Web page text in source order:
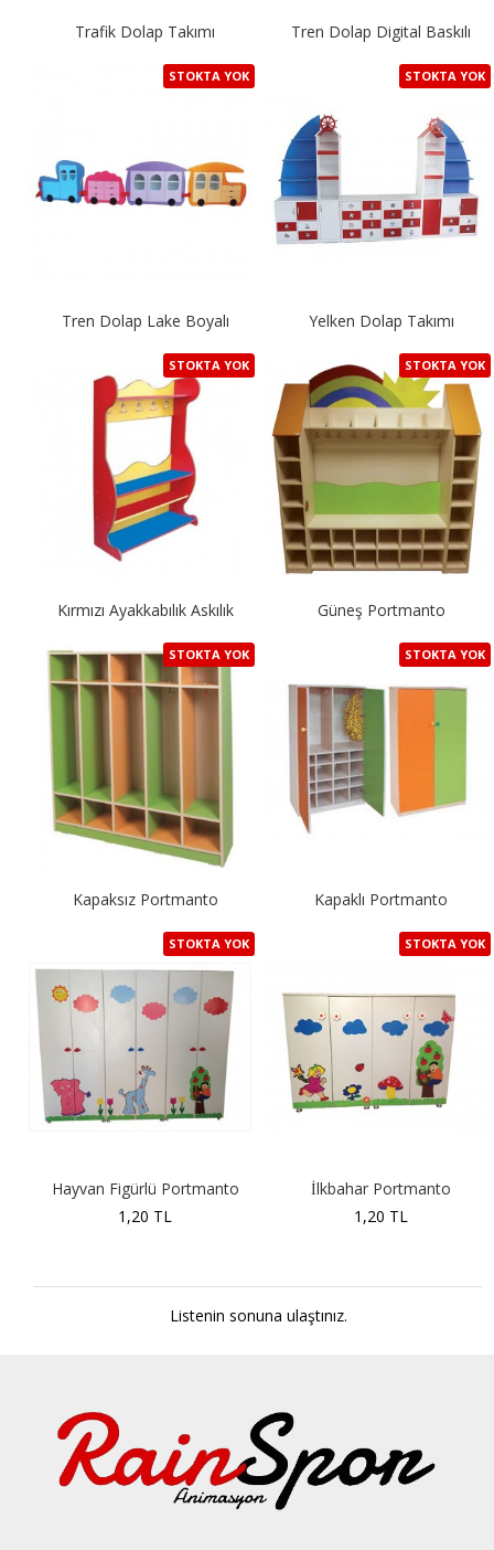
Trafik Dolap Takımı Tren Dolap Digital Baskılı
STOKTA YOK
Tren Dolap Lake Boyalı
STOKTA YOK
Yelken Dolap Takımı
STOKTA YOK
Kırmızı Ayakkabılık Askılık
STOKTA YOK
Güneş Portmanto
STOKTA YOK
Kapaksız Portmanto
STOKTA YOK
Kapaklı Portmanto
STOKTA YOK
Hayvan Figürlü Portmanto
1,20 TL
STOKTA YOK
İlkbahar Portmanto
1,20 TL
Listenin sonuna ulaştınız.